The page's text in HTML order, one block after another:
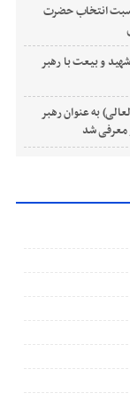
انتخاب حضرت
و بیعت با رهبر
به عنوان رهبر
معرفی شد